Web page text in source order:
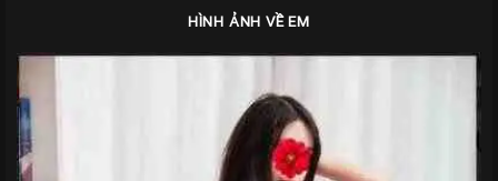
HÌNH ẢNH VỀ EM